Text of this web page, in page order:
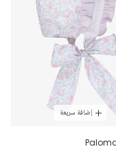
إضافة سريعة